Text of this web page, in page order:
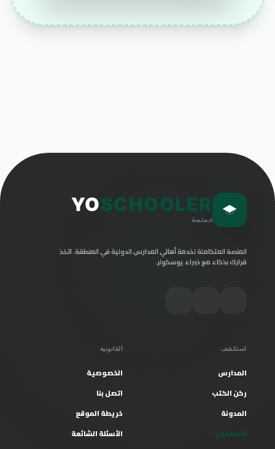
YOSCHOOLER
المنصة
المنصة المتكاملة لخدمة أهالي المدارس الدولية في المنطقة. اتخذ
قرارك بذكاء مع خبراء يوسكولر.
استكشف
المدارس
ركن الكتب
المدونة
المعلمون
القانونية
الخصوصية
اتصل بنا
خريطة الموقع
الأسئلة الشائعة